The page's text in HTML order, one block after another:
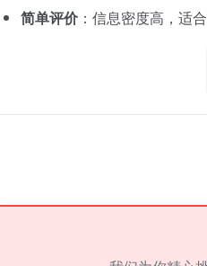
简单评价：信息密度高，适合